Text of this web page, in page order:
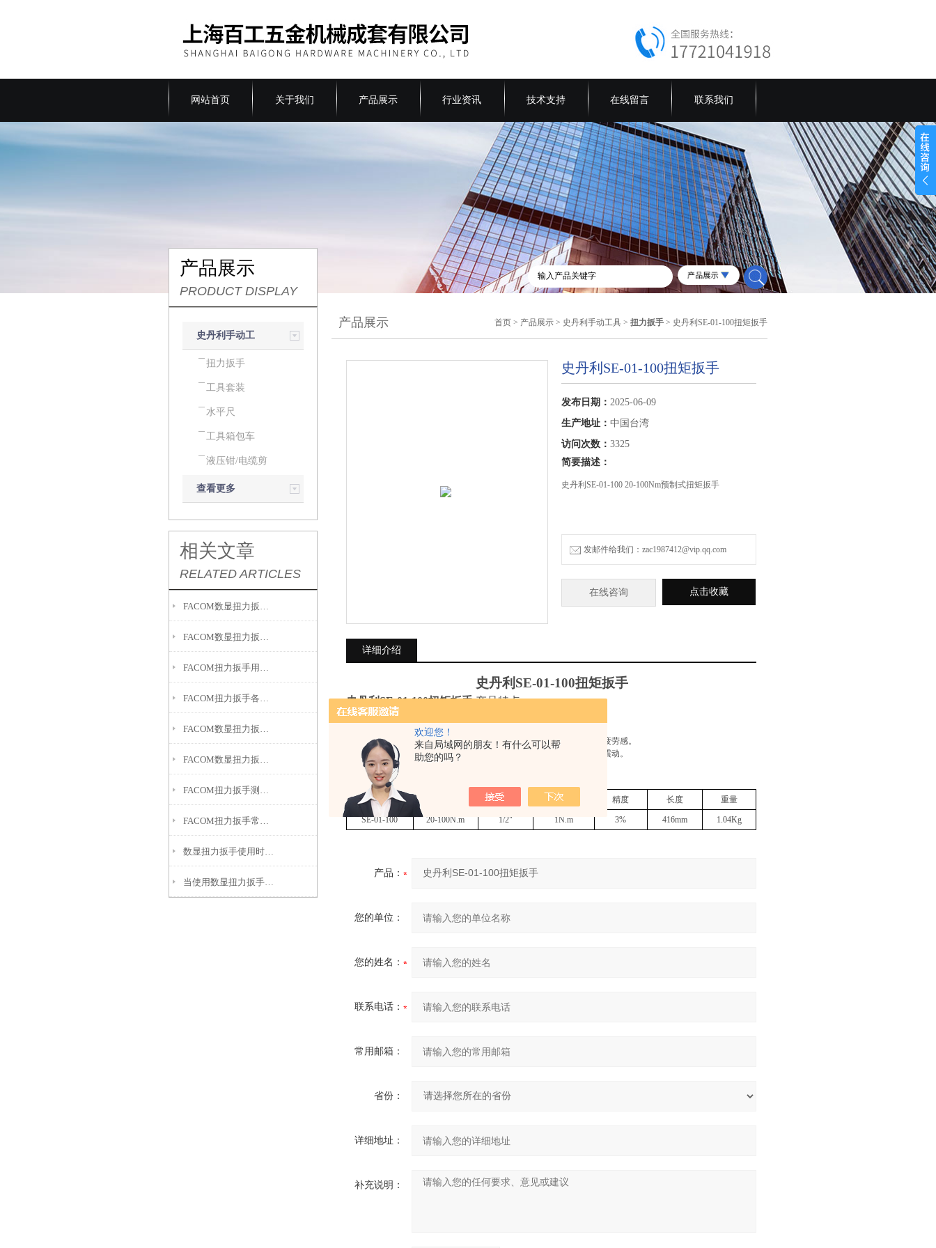
欢迎您！
来自局域网的朋友！有什么可以帮
助您的吗？
网站首页 关于我们 产品展示 行业资讯 技术支持 在线留言 联系我们
产品展示
PRODUCT DISPLAY
史丹利手动工
扭力扳手
工具套装
水平尺
工具箱包车
液压钳/电缆剪
查看更多
相关文章
RELATED ARTICLES
数显扭力扳手使用时经常会出现故障，可以用以下几个方法查找
当使用数显扭力扳手超出量程范围后会发生哪些故障
产品展示 首页 > 产品展示 > 史丹利手动工具 >扭力扳手 > 史丹利SE-01-100扭矩扳手
史丹利SE-01-100扭矩扳手
发布日期： 2025-06-09
生产地址： 中国台湾
访问次数： 3325
简要描述：
史丹利SE-01-100 20-100Nm预制式扭矩扳手
发邮件给我们：zac1987412@vip.qq.com
在线咨询 点击收藏
详细介绍
史丹利 SE-01-100扭矩扳手
史丹利SE-01-100扭矩扳手产品特点
1.双刻度尺，可精确设定扭矩值。
锁定环靠近虎口处，可避免误操作改变设定扭矩值。
手柄人体工程学优化设计，握持舒适，大大降低高强度操作时产生的疲劳感。
达到设定扭矩值时，发出清晰的报讯声，并且在手柄上可感觉到轻微震动。
配有存储包装，维护保养方便。
史丹利SE-01-100
型号 驱动头 zui小刻度 精度 长度 重量
SE-01-100 20-100N.m 1/2" 1N.m 3% 416mm 1.04Kg
产品：
您的单位：
您的姓名：
联系电话：
常用邮箱：
省份：
详细地址：
补充说明：